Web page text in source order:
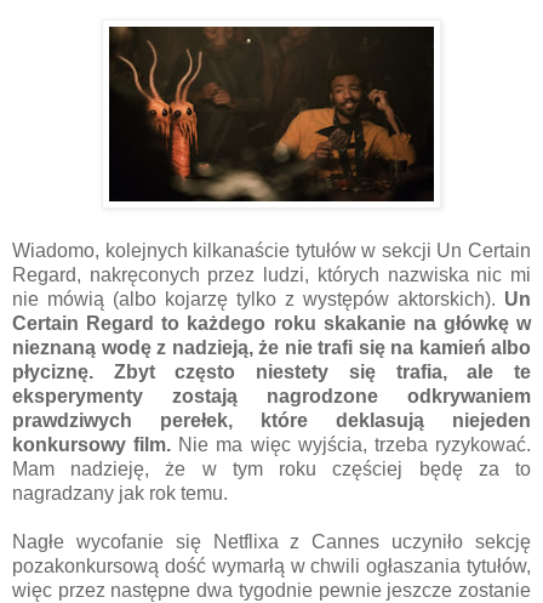
Wiadomo, kolejnych kilkanaście tytułów w sekcji Un Certain
Regard, nakręconych przez ludzi, których nazwiska nic mi
nie mówią (albo kojarzę tylko z występów aktorskich). Un
Certain Regard to każdego roku skakanie na główkę w
nieznaną wodę z nadzieją, że nie trafi się na kamień albo
płyciznę. Zbyt często niestety się trafia, ale te
eksperymenty zostają nagrodzone odkrywaniem
prawdziwych perełek, które deklasują niejeden
konkursowy film. Nie ma więc wyjścia, trzeba ryzykować.
Mam nadzieję, że w tym roku częściej będę za to
nagradzany jak rok temu.
Nagłe wycofanie się Netflixa z Cannes uczyniło sekcję
pozakonkursową dość wymarłą w chwili ogłaszania tytułów,
więc przez następne dwa tygodnie pewnie jeszcze zostanie